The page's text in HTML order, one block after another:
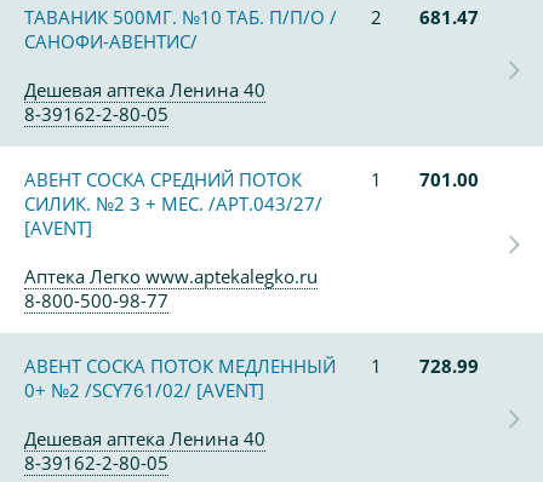
ТАВАНИК 500МГ. №10 ТАБ. П/П/О /
САНОФИ-АВЕНТИС/
2 681.47
Дешевая аптека Ленина 40
8-39162-2-80-05
АВЕНТ СОСКА СРЕДНИЙ ПОТОК
СИЛИК. №2 3 + МЕС. /АРТ.043/27/
[AVENT]
1 701.00
Аптека Легко www.aptekalegko.ru
8-800-500-98-77
АВЕНТ СОСКА ПОТОК МЕДЛЕННЫЙ
0+ №2 /SCY761/02/ [AVENT]
1 728.99
Дешевая аптека Ленина 40
8-39162-2-80-05